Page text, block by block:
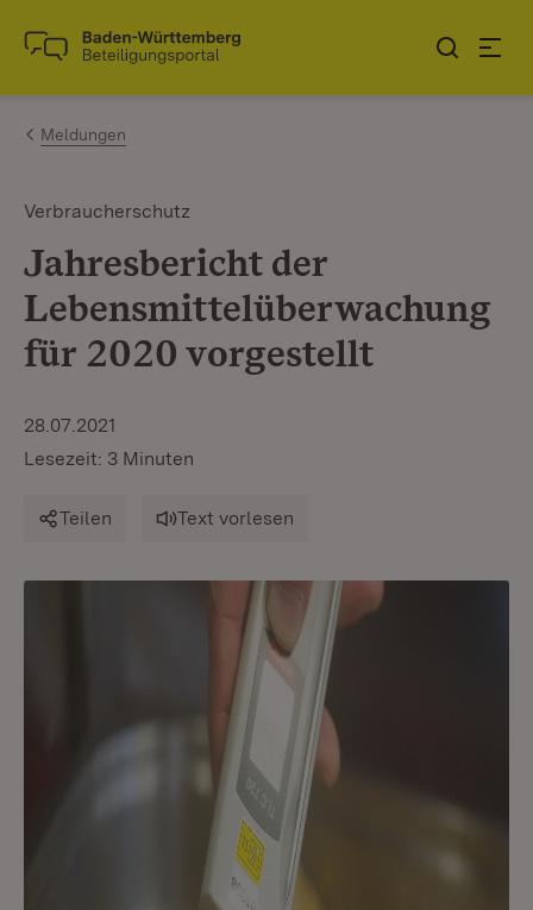
Zum Inhalt springen
Link zur Startseite
Meldungen
Verbraucherschutz
Jahresbericht der
Lebensmittelüberwachung
für 2020 vorgestellt
28.07.2021
Lesezeit: 3 Minuten
Teilen Text vorlesen